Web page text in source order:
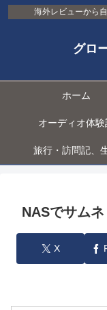
海外レビューから
グロ
ホーム
オーディオ体験
旅行・訪問記、
NASでサムネ
X